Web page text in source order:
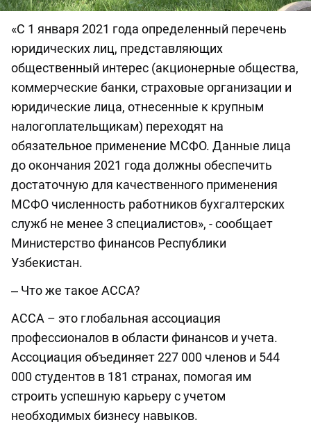
«С 1 января 2021 года определенный перечень
юридических лиц, представляющих
общественный интерес (акционерные общества,
коммерческие банки, страховые организации и
юридические лица, отнесенные к крупным
налогоплательщикам) переходят на
обязательное применение МСФО. Данные лица
до окончания 2021 года должны обеспечить
достаточную для качественного применения
МСФО численность работников бухгалтерских
служб не менее 3 специалистов», - сообщает
Министерство финансов Республики
Узбекистан.
‒ Что же такое ACCA?
АССА – это глобальная ассоциация
профессионалов в области финансов и учета.
Ассоциация объединяет 227 000 членов и 544
000 студентов в 181 странах, помогая им
строить успешную карьеру с учетом
необходимых бизнесу навыков.